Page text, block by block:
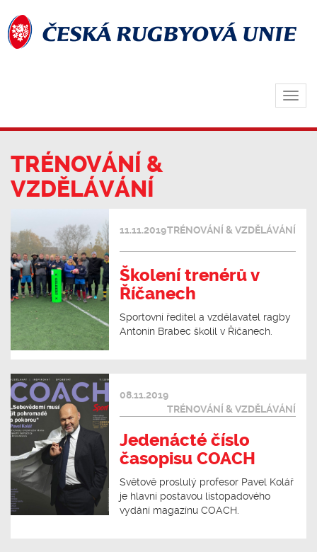
TRÉNOVÁNÍ &
VZDĚLÁVÁNÍ
11.11.2019TRÉNOVÁNÍ & VZDĚLÁVÁNÍ
Školení trenérů v
Říčanech
Sportovní ředitel a vzdělavatel ragby
Antonín Brabec školil v Říčanech.
08.11.2019
TRÉNOVÁNÍ & VZDĚLÁVÁNÍ
Jedenácté číslo
časopisu COACH
Světově proslulý profesor Pavel Kolář
je hlavní postavou listopadového
vydání magazínu COACH.